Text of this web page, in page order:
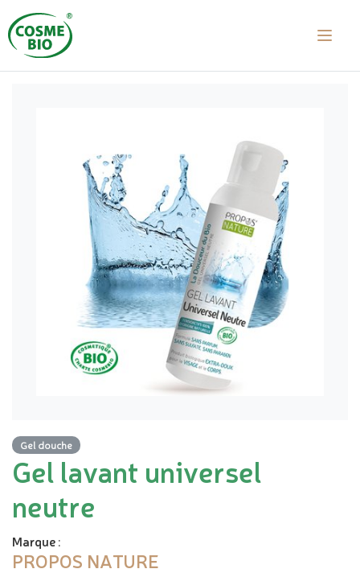
Gel douche
Gel lavant universel
neutre
Marque:
PROPOS NATURE